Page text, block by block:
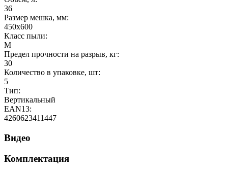
36
Размер мешка, мм:
450х600
Класс пыли:
M
Предел прочности на разрыв, кг:
30
Количество в упаковке, шт:
5
Тип:
Вертикальный
EAN13:
4260623411447
Видео
Комплектация